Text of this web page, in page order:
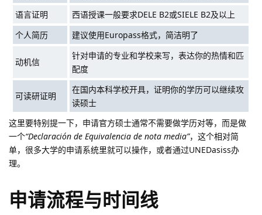
语言证明
西语授课一般要求DELE B2或SIELE B2及以上
个人简历
建议使用Europass格式，简洁明了
动机信
针对申请的专业和学校来写，表达你的热情和匹
配度
可读研证明
在国内本科学校开具，证明你的学历可以继续攻
读硕士
这里要特别提一下，申请官方硕士通常不需要做学历对等，而是做
一个“Declaración de Equivalencia de nota media”，这个相对简
单，很多大学的申请系统里就可以操作，或者通过UNEDasiss办
理。
申请流程与时间线